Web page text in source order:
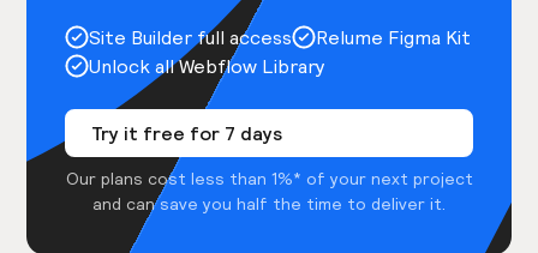
Site Builder full access
Relume Figma Kit
Unlock all Webflow Library
Try it free for 7 days
Our plans cost less than 1%* of your next project
and can save you half the time to deliver it.